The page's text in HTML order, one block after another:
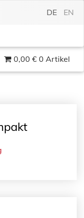
DE EN
0,00 € 0 Artikel